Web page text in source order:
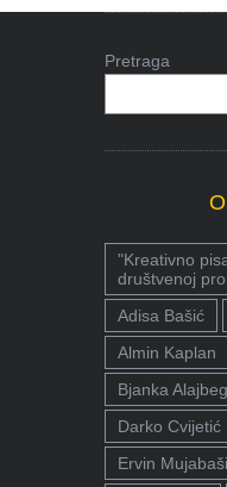
Pretraga
"Kreativno
društvenoj
Adisa Bašić
Almin Kaplan
Bjanka
Darko Cvijetić
Ervin